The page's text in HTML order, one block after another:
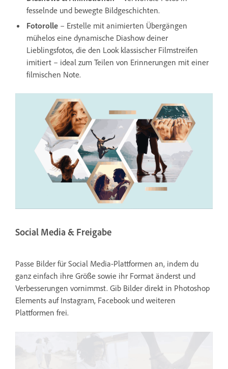
fesselnde und bewegte Bildgeschichten.
Fotorolle – Erstelle mit animierten Übergängen
mühelos eine dynamische Diashow deiner
Lieblingsfotos, die den Look klassischer Filmstreifen
imitiert – ideal zum Teilen von Erinnerungen mit einer
filmischen Note.
Social Media & Freigabe
Passe Bilder für Social Media-Plattformen an, indem du
ganz einfach ihre Größe sowie ihr Format änderst und
Verbesserungen vornimmst. Gib Bilder direkt in Photoshop
Elements auf Instagram, Facebook und weiteren
Plattformen frei.